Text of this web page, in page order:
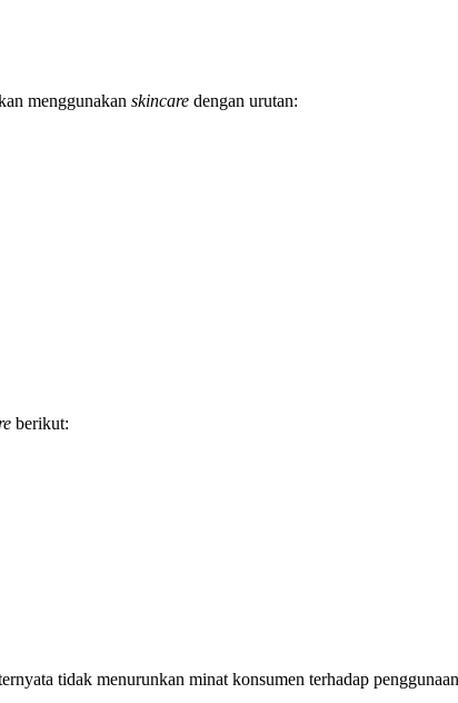
menggunakan skincare dengan urutan:
berikut:
tidak menurunkan minat konsumen terhadap penggunaan